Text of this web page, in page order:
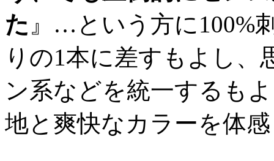
た 』…という方に100%
りの1本に差すもよし
ン系などを統一するも
地と爽快なカラーを体